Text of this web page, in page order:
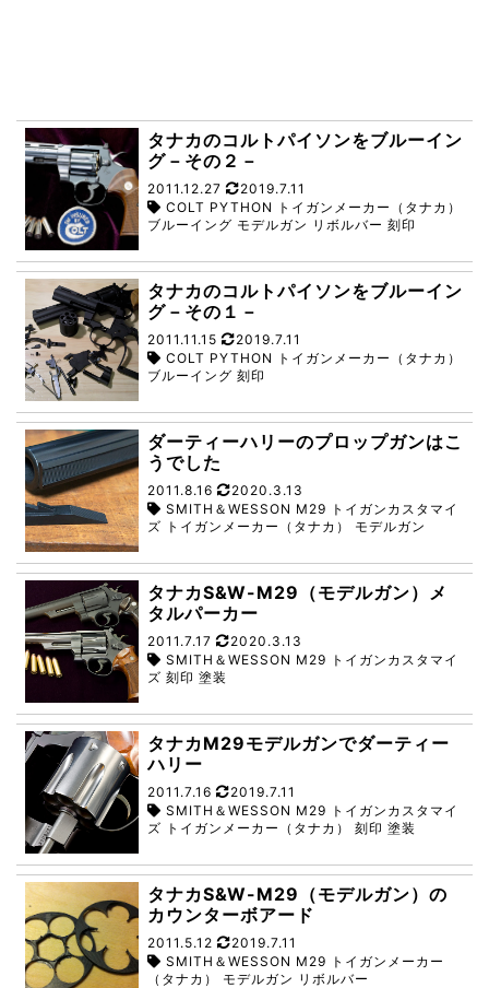
タナカのコルトパイソンをブルーイン
グ－その２－
2011.12.27
2019.7.11
COLT PYTHON トイガンメーカー（タナカ）
ブルーイング モデルガン リボルバー 刻印
タナカのコルトパイソンをブルーイン
グ－その１－
2011.11.15
2019.7.11
COLT PYTHON トイガンメーカー（タナカ）
ブルーイング 刻印
ダーティーハリーのプロップガンはこ
うでした
2011.8.16
2020.3.13
SMITH＆WESSON M29 トイガンカスタマイ
ズ トイガンメーカー（タナカ） モデルガン
タナカS&W-M29（モデルガン）メ
タルパーカー
2011.7.17
2020.3.13
SMITH＆WESSON M29 トイガンカスタマイ
ズ 刻印 塗装
タナカM29モデルガンでダーティー
ハリー
2011.7.16
2019.7.11
SMITH＆WESSON M29 トイガンカスタマイ
ズ トイガンメーカー（タナカ） 刻印 塗装
タナカS&W-M29（モデルガン）の
カウンターボアード
2011.5.12
2019.7.11
SMITH＆WESSON M29 トイガンメーカー
（タナカ） モデルガン リボルバー